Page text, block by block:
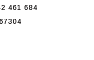
461 684